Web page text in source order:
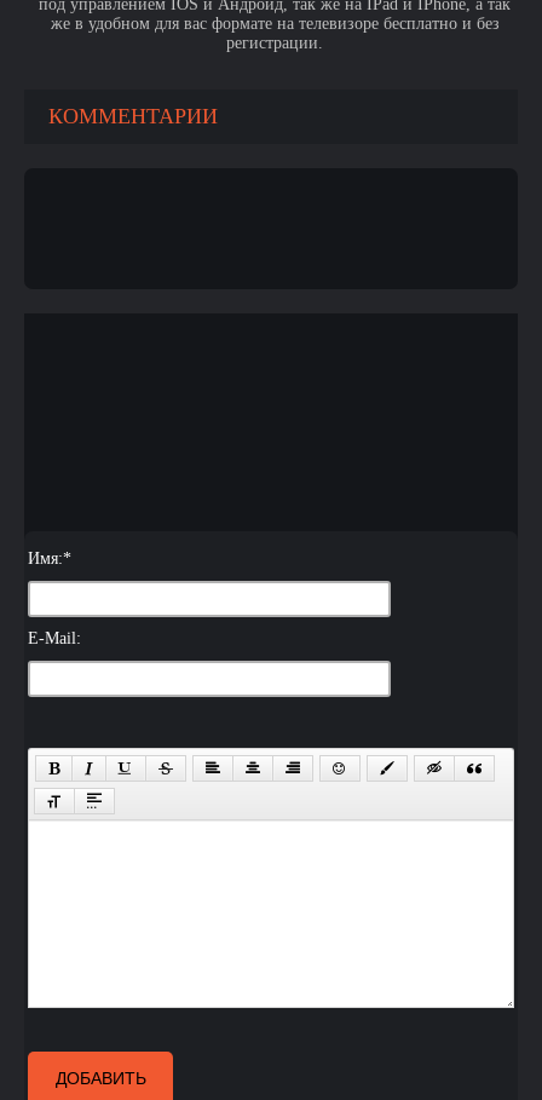
под управлением IOS и Андроид, так же на IPad и IPhone, а так
же в удобном для вас формате на телевизоре бесплатно и без
регистрации.
КОММЕНТАРИИ
Имя:*
E-Mail:
ДОБАВИТЬ